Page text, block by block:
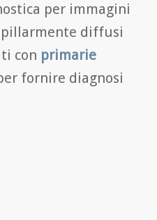
per immagini
diffusi
con primarie
fornire diagnosi